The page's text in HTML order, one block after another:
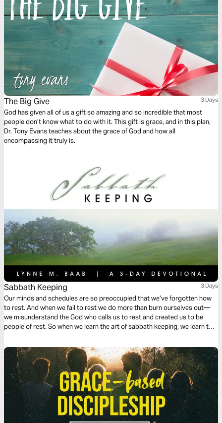
The Big Give 3 Days
God has given all of us a gift so amazing and so incredible that most
people don’t know what to do with it. This gift is grace, and in this plan,
Dr. Tony Evans teaches about the grace of God and how all
encompassing it truly is.
Sabbath Keeping 3 Days
Our minds and schedules are so preoccupied that we’ve forgotten how
to rest. And when we fail to rest we do more than burn ourselves out—
we misunderstand the God who calls us to rest and created us to be
people of rest. So when we learn the art of sabbath keeping, we learn to